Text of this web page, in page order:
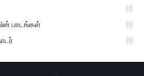
(1)
பாடங்கள் (1)
(1)